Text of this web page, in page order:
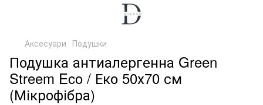
Аксесуари Подушки
Подушка антиалергенна Green
Streem Eco / Еко 50х70 см
(Мікрофібра)